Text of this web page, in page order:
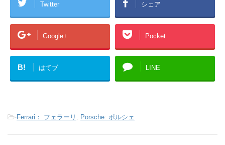
Twitter シェア
Google+ Pocket
B! はてブ LINE
-Ferrari： フェラーリ Porsche: ポルシェ